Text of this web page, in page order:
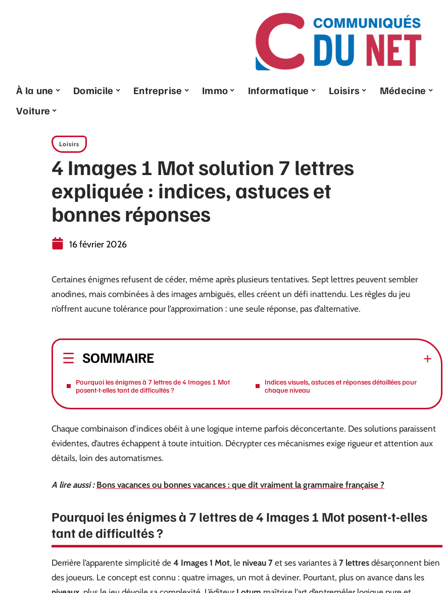
À la une Domicile Entreprise Immo Informatique Loisirs Médecine
Voiture
Loisirs
4 Images 1 Mot solution 7 lettres
expliquée : indices, astuces et
bonnes réponses
16 février 2026
Certaines énigmes refusent de céder, même après plusieurs tentatives. Sept lettres peuvent sembler
anodines, mais combinées à des images ambiguës, elles créent un défi inattendu. Les règles du jeu
n’offrent aucune tolérance pour l’approximation : une seule réponse, pas d’alternative.
SOMMAIRE
Pourquoi les énigmes à 7 lettres de 4 Images 1 Mot
posent-t-elles tant de difficultés ?
Indices visuels, astuces et réponses détaillées pour
chaque niveau
Chaque combinaison d’indices obéit à une logique interne parfois déconcertante. Des solutions paraissent
évidentes, d’autres échappent à toute intuition. Décrypter ces mécanismes exige rigueur et attention aux
détails, loin des automatismes.
A lire aussi : Bons vacances ou bonnes vacances : que dit vraiment la grammaire française ?
Pourquoi les énigmes à 7 lettres de 4 Images 1 Mot posent-t-elles
tant de difficultés ?
Derrière l’apparente simplicité de 4 Images 1 Mot, le niveau 7 et ses variantes à 7 lettres désarçonnent bien
des joueurs. Le concept est connu : quatre images, un mot à deviner. Pourtant, plus on avance dans les